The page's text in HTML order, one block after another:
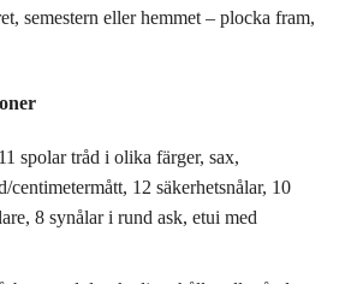
semestern eller hemmet – plocka fram,
spolar tråd i olika färger, sax,
centimetermått, 12 säkerhetsnålar, 10
8 synålar i rund ask, etui med